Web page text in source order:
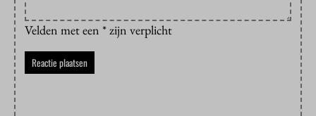
Velden met een * zijn verplicht